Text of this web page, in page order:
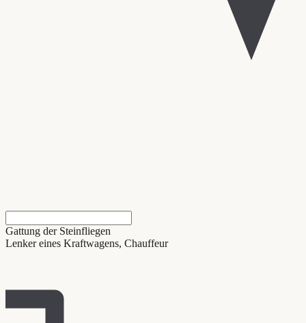
Gattung der Steinfliegen
Lenker eines Kraftwagens, Chauffeur